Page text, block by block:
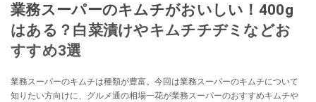
業務スーパーのキムチがおいしい！400g
はある？白菜漬けやキムチチヂミなどお
すすめ3選
業務スーパーのキムチは種類が豊富。今回は業務スーパーのキムチについて
知りたい方向けに、グルメ通の相場一花が業務スーパーのおすすめキムチや